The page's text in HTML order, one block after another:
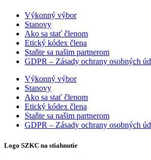
Výkonný výbor
Stanovy
Ako sa stať členom
Etický kódex člena
Staňte sa našim partnerom
GDPR – Zásady ochrany osobných
Výkonný výbor
Stanovy
Ako sa stať členom
Etický kódex člena
Staňte sa našim partnerom
GDPR – Zásady ochrany osobných
Logo SZKC na stiahnutie